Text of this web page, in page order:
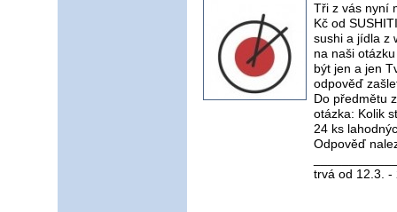
Tři z vás nyní
Kč od
sushi a jídla z
na naši
být jen a jen
odpověď
Do předmětu
otázka: Kolik
24 ks
Odpověď
trvá od 12.3.